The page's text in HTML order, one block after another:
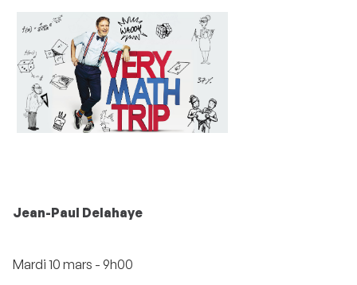
Jean-Paul Delahaye
Mardi 10 mars - 9h00